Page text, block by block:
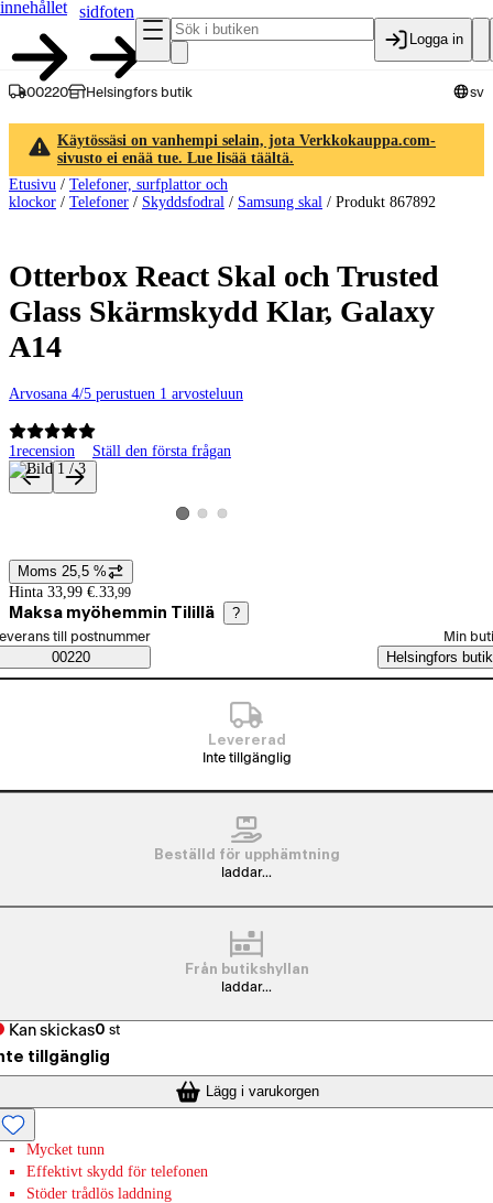
innehållet
sidfoten
Logga in
00220 Helsingfors butik sv
Käytössäsi on vanhempi selain, jota Verkkokauppa.com-
sivusto ei enää tue. Lue lisää täältä.
Etusivu / Telefoner, surfplattor och
klockor / Telefoner / Skyddsfodral / Samsung skal / Produkt 867892
Otterbox React Skal och Trusted
Glass Skärmskydd Klar, Galaxy
A14
Arvosana 4/5 perustuen 1 arvosteluun
1recension Ställ den första frågan
Produktbilder och videor
Visa produktbild 1
Visa produktbild 2
Visa produktbild 3
Prisinformation
Moms 25,5 %
Hinta 33,99 €. 33,99
Maksa myöhemmin Tilillä ?
Saatavuustiedot
beställningssätt
till postnummer
00220
Min
Helsingfors butik
Levererad
Inte tillgänglig
Beställd för upphämtning
laddar...
Från butikshyllan
laddar...
Kan skickas0 st
tillgänglig
Lägg i varukorgen
Mycket tunn
Effektivt skydd för telefonen
Stöder trådlös laddning